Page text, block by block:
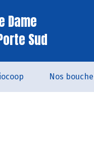
Dame
Sud
Nos